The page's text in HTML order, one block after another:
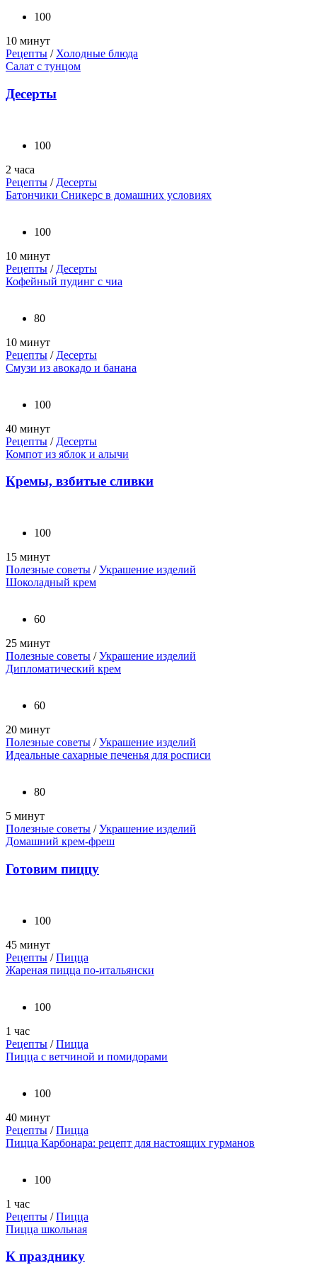
100
10 минут
Рецепты / Холодные блюда
Салат с тунцом
Десерты
100
2 часа
Рецепты / Десерты
Батончики Сникерс в домашних условиях
100
10 минут
Рецепты / Десерты
Кофейный пудинг с чиа
80
10 минут
Рецепты / Десерты
Смузи из авокадо и банана
100
40 минут
Рецепты / Десерты
Компот из яблок и алычи
Кремы, взбитые сливки
100
15 минут
Полезные советы /Украшение изделий
Шоколадный крем
60
25 минут
Полезные советы /Украшение изделий
Дипломатический крем
60
20 минут
Полезные советы /Украшение изделий
Идеальные сахарные печенья для росписи
80
5 минут
Полезные советы /Украшение изделий
Домашний крем-фреш
Готовим пиццу
100
45 минут
Рецепты /Пицца
Жареная пицца по-итальянски
100
1 час
Рецепты /Пицца
Пицца с ветчиной и помидорами
100
40 минут
Рецепты /Пицца
Пицца Карбонара: рецепт для настоящих гурманов
100
1 час
Рецепты /Пицца
Пицца школьная
К празднику